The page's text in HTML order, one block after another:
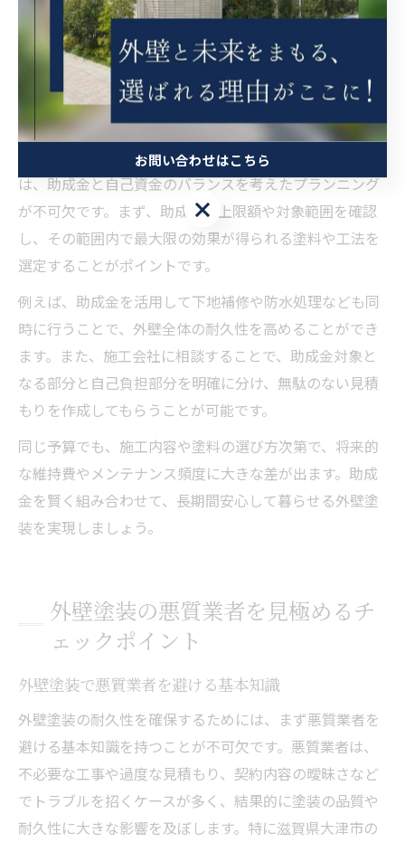
う。助成金の条件や内容が変更されることもあるため、
必ず最新の公式情報を確認することが安心の第一歩で
外壁塗装費用と助成金の賢い組み合わせ方
外壁塗装費用を抑えつつ、高品質な仕上がりを目指すに
は、助成金と自己資金のバランスを考えたプランニング
が不可欠です。まず、助成金の上限額や対象範囲を確認
し、その範囲内で最大限の効果が得られる塗料や工法を
選定することがポイントです。
例えば、助成金を活用して下地補修や防水処理なども同
時に行うことで、外壁全体の耐久性を高めることができ
ます。また、施工会社に相談することで、助成金対象と
なる部分と自己負担部分を明確に分け、無駄のない見積
もりを作成してもらうことが可能です。
同じ予算でも、施工内容や塗料の選び方次第で、将来的
な維持費やメンテナンス頻度に大きな差が出ます。助成
金を賢く組み合わせて、長期間安心して暮らせる外壁塗
装を実現しましょう。
外壁塗装の悪質業者を見極めるチ
ェックポイント
外壁塗装で悪質業者を避ける基本知識
外壁塗装の耐久性を確保するためには、まず悪質業者を
避ける基本知識を持つことが不可欠です。悪質業者は、
不必要な工事や過度な見積もり、契約内容の曖昧さなど
でトラブルを招くケースが多く、結果的に塗装の品質や
耐久性に大きな影響を及ぼします。特に滋賀県大津市の
お問い合わせはこちら
お問い合わせはこちら